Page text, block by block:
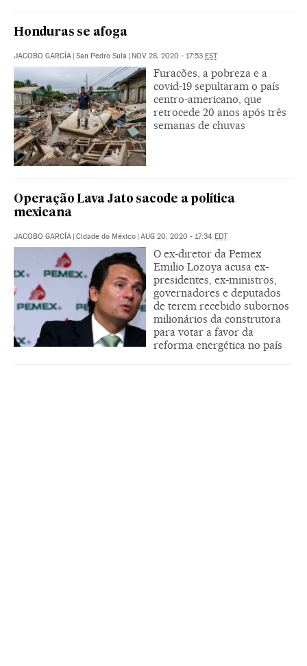
Honduras se afoga
JACOBO GARCÍA | San Pedro Sula | NOV 28, 2020 - 17:53 EST
Furacões, a pobreza e a
covid-19 sepultaram o país
centro-americano, que
retrocede 20 anos após três
semanas de chuvas
Operação Lava Jato sacode a política
mexicana
JACOBO GARCÍA | Cidade do México | AUG 20, 2020 - 17:34 EDT
O ex-diretor da Pemex
Emilio Lozoya acusa ex-
presidentes, ex-ministros,
governadores e deputados
de terem recebido subornos
milionários da construtora
para votar a favor da
reforma energética no país